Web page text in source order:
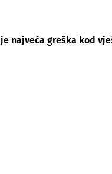
je najveća greška kod